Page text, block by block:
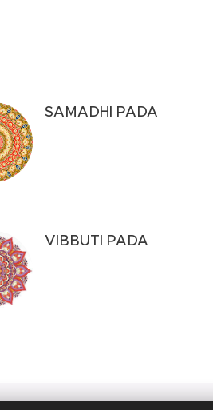
SAMADHI PADA
VIBBUTI PADA